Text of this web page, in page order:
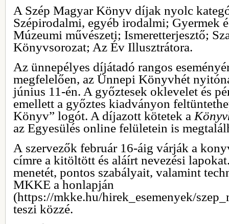
A Szép Magyar Könyv díjak nyolc
Szépirodalmi, egyéb irodalmi; Gyermek
Múzeumi művészeti; Ismeretterjesztő;
Könyvsorozat; Az Év Illusztrátora.
Az ünnepélyes díjátadó rangos
megfelelően, az Ünnepi Könyvhét
június 11-én. A győztesek oklevelet és
emellett a győztes kiadványon
Könyv” logót. A díjazott kötetek a
az Egyesülés online felületein is
A szervezők február 16-áig várják a
címre a kitöltött és aláírt nevezési
menetét, pontos szabályait, valamint
MKKE a honlapján
(https://mkke.hu/hirek_esemenyek/
teszi közzé.